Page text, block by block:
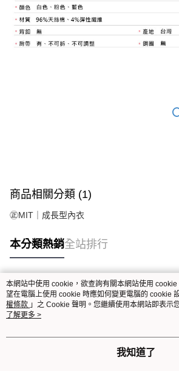
商品相關分類 (1)
㊣MIT｜成長型內衣
本分類熱銷全站排行
熱門標籤
本網站中使用 cookie，欲查詢有關本網站使用
望在電腦上使用 cookie 時應如何變更電腦的 cookie
權條款 」之 Cookie 聲明。您繼續使用本網站即表示
用條款之 Cookie 聲明使用 cookie。
了解更多 >
我知道了